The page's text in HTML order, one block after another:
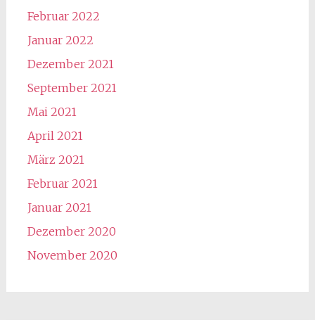
Februar 2022
Januar 2022
Dezember 2021
September 2021
Mai 2021
April 2021
März 2021
Februar 2021
Januar 2021
Dezember 2020
November 2020